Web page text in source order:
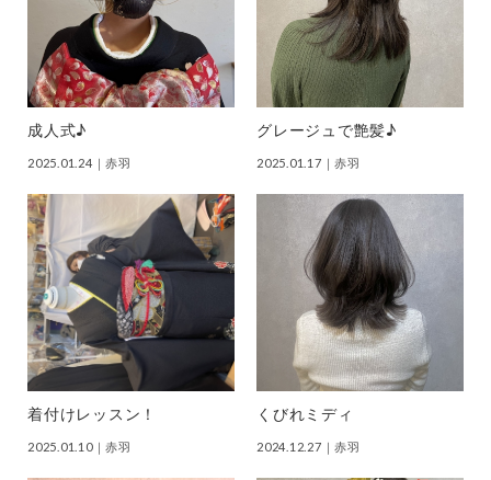
成人式♪
2025.01.24 ｜赤羽
グレージュで艶髪♪
2025.01.17 ｜赤羽
着付けレッスン！
2025.01.10｜赤羽
くびれミディ
2024.12.27 ｜赤羽